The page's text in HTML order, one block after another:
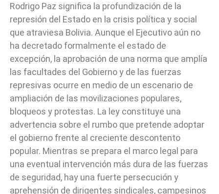
Rodrigo Paz significa la profundización de la
represión del Estado en la crisis política y social
que atraviesa Bolivia. Aunque el Ejecutivo aún no
ha decretado formalmente el estado de
excepción, la aprobación de una norma que amplía
las facultades del Gobierno y de las fuerzas
represivas ocurre en medio de un escenario de
ampliación de las movilizaciones populares,
bloqueos y protestas. La ley constituye una
advertencia sobre el rumbo que pretende adoptar
el gobierno frente al creciente descontento
popular. Mientras se prepara el marco legal para
una eventual intervención más dura de las fuerzas
de seguridad, hay una fuerte persecución y
aprehensión de dirigentes sindicales, campesinos